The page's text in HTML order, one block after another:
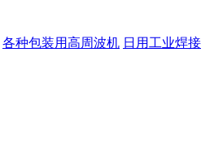
各种包装用高周波机 日用工业焊接